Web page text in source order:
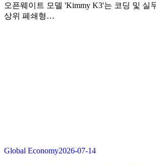
오픈웨이트 모델 'Kimmy K3'는 코딩 및 실
상위 폐쇄형…
Global Economy2026-07-14